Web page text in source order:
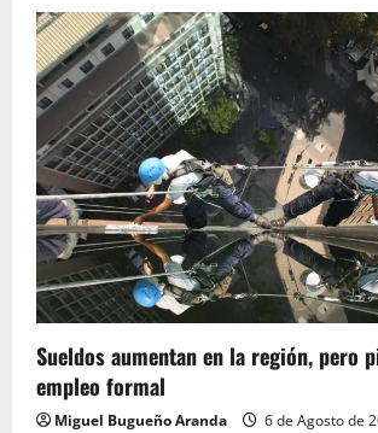
Sueldos aumentan en la región, pero
empleo formal
Miguel Bugueño Aranda 6 de Agosto de